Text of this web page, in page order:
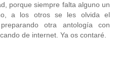
porque siempre falta alguno un
a los otros se les olvida el
otra antología con
de internet. Ya os contaré.